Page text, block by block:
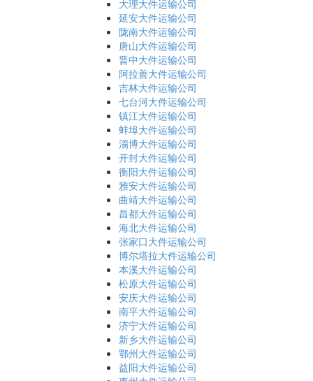
大理大件运输公司
延安大件运输公司
陇南大件运输公司
唐山大件运输公司
晋中大件运输公司
阿拉善大件运输公司
吉林大件运输公司
七台河大件运输公司
镇江大件运输公司
蚌埠大件运输公司
淄博大件运输公司
开封大件运输公司
衡阳大件运输公司
雅安大件运输公司
曲靖大件运输公司
昌都大件运输公司
海北大件运输公司
张家口大件运输公司
博尔塔拉大件运输公司
本溪大件运输公司
松原大件运输公司
安庆大件运输公司
南平大件运输公司
济宁大件运输公司
新乡大件运输公司
鄂州大件运输公司
益阳大件运输公司